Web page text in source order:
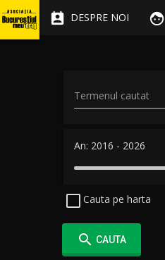
 DESPRE NOI 
Termenul cautat
An: 2016 - 2026
Cauta pe harta
 CAUTA